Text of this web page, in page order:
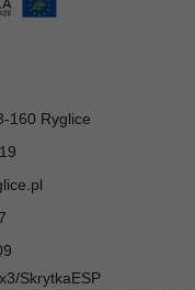
160 Ryglice
SkrytkaESP